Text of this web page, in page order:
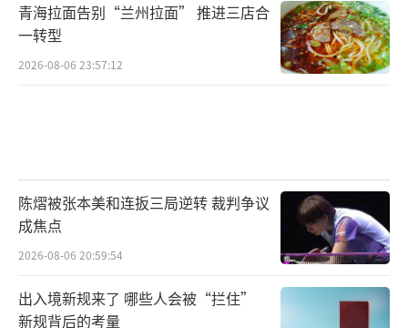
青海拉面告别“兰州拉面” 推进三店合
一转型
2026-08-06 23:57:12
陈熠被张本美和连扳三局逆转 裁判争议
成焦点
2026-08-06 20:59:54
出入境新规来了 哪些人会被“拦住”
新规背后的考量